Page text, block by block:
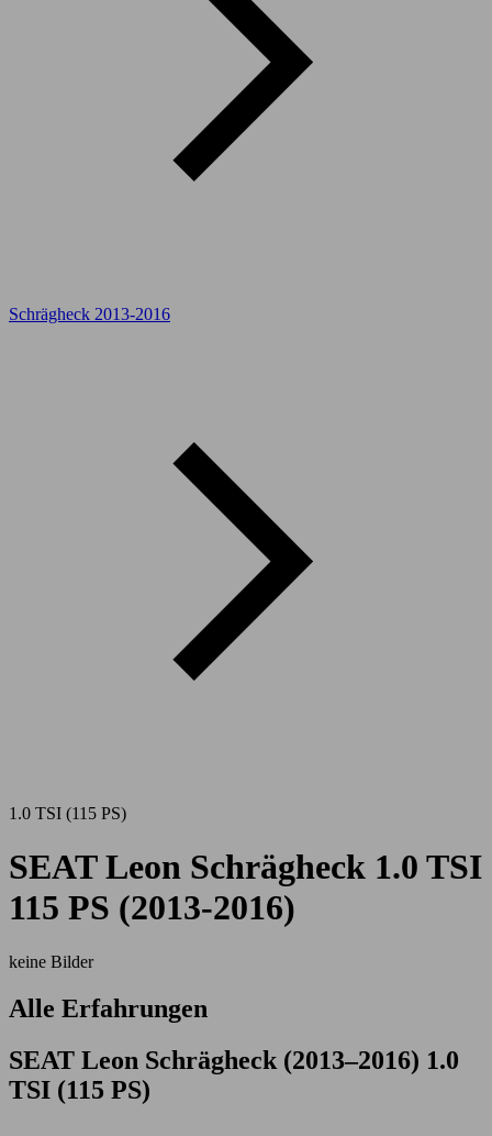
Schrägheck 2013-2016
1.0 TSI (115 PS)
SEAT Leon Schrägheck 1.0 TSI
115 PS (2013-2016)
keine Bilder
Alle Erfahrungen
SEAT Leon Schrägheck (2013–2016) 1.0
TSI (115 PS)